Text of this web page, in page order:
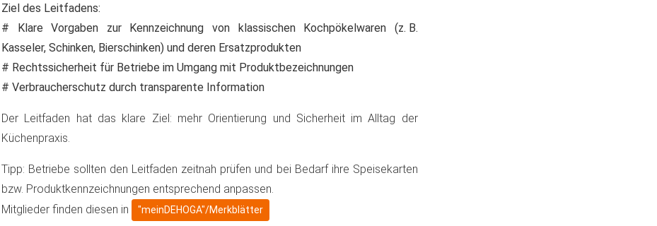
Ziel des Leitfadens:
# Klare Vorgaben zur Kennzeichnung von klassischen Kochpökelwaren (z. B.
Kasseler, Schinken, Bierschinken) und deren Ersatzprodukten
# Rechtssicherheit für Betriebe im Umgang mit Produktbezeichnungen
# Verbraucherschutz durch transparente Information
Der Leitfaden hat das klare Ziel: mehr Orientierung und Sicherheit im Alltag der
Küchenpraxis.
Tipp: Betriebe sollten den Leitfaden zeitnah prüfen und bei Bedarf ihre Speisekarten
bzw. Produktkennzeichnungen entsprechend anpassen.
Mitglieder finden diesen in
"meinDEHOGA"/Merkblätter